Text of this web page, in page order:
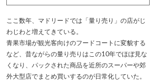
ここ数年、マドリードでは「量り売り」の店がじ
わじわと増えてきている。
青果市場が観光客向けのフードコートに変貌する
など、昔ながらの量り売りはこの10年でほぼ見な
くなり、パックされた商品を近所のスーパーや郊
外大型店でまとめ買いするのが日常化していた。